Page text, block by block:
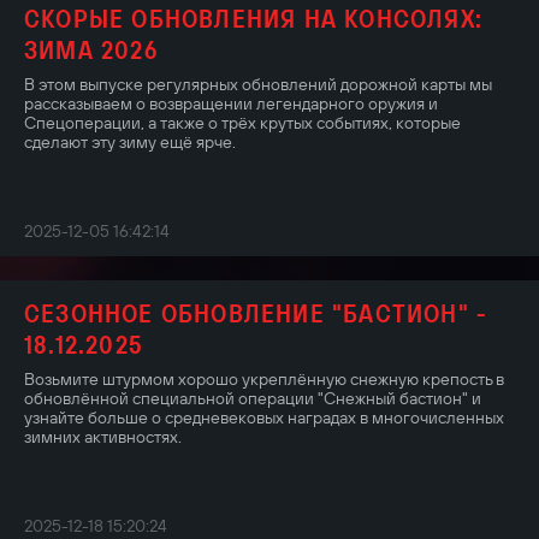
СКОРЫЕ ОБНОВЛЕНИЯ НА КОНСОЛЯХ:
ЗИМА 2026
В этом выпуске регулярных обновлений дорожной карты мы
рассказываем о возвращении легендарного оружия и
Спецоперации, а также о трёх крутых событиях, которые
сделают эту зиму ещё ярче.
2025-12-05 16:42:14
СЕЗОННОЕ ОБНОВЛЕНИЕ "БАСТИОН" -
18.12.2025
Возьмите штурмом хорошо укреплённую снежную крепость в
обновлённой специальной операции "Снежный бастион" и
узнайте больше о средневековых наградах в многочисленных
зимних активностях.
2025-12-18 15:20:24